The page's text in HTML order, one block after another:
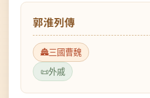
三國曹魏
外戚